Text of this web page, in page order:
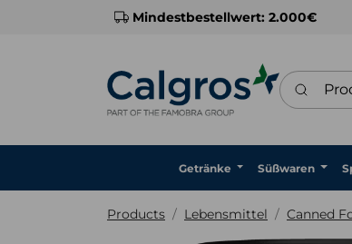
Mindestbestellwert: 2.000€
Getränke Süßwaren
Products Lebensmittel Canned